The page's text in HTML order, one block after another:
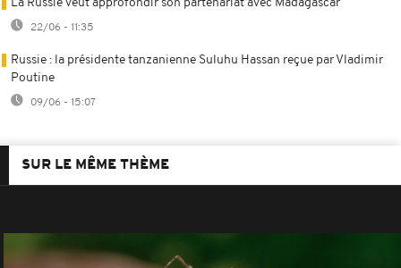
La Russie veut approfondir son partenariat avec Madagascar
22/06 - 11:35
Russie : la présidente tanzanienne Suluhu Hassan reçue par Vladimir
Poutine
09/06 - 15:07
SUR LE MÊME THÈME